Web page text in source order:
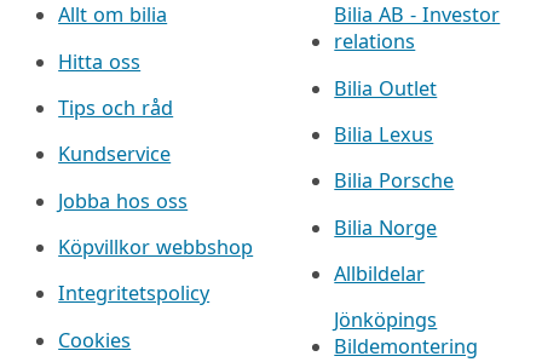
Allt om bilia
Hitta oss
Tips och råd
Kundservice
Jobba hos oss
Köpvillkor webbshop
Integritetspolicy
Cookies
Bilia AB - Investor
relations
Bilia Outlet
Bilia Lexus
Bilia Porsche
Bilia Norge
Allbildelar
Jönköpings
Bildemontering